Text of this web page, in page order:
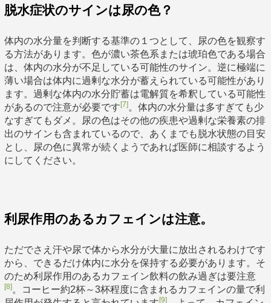
脱水症状のサインは尿の色？
体内の水分量を判断する基準の１つとして、尿の色を観察す
る方法があります。色が濃い茶色系または琥珀色である場合
は、体内の水分が不足している可能性のサイン。逆に極端に
薄い場合は体内に過剰な水分が蓄えられている可能性があり
ます。過剰な体内の水分貯蓄は電解質を希釈している可能性
があるので注意が必要です[7]。体内の水分量は多すぎても少
なすぎてもダメ。尿の色はその他の疾患や過剰な栄養素の排
出のサインも含まれているので、あくまでも脱水状態の目安
とし、尿の色に異常が続くようであれば医師に相談するよう
にしてください。
利尿作用のあるカフェインは注意。
ただでさえ汗や尿で体から水分が大量に放出されるわけです
から、できるだけ体内に水分を保持する必要があります。そ
のため利尿作用のあるカフェイン飲料の飲み過ぎは要注意
[8]。コーヒー約2杯～3杯程度に含まれるカフェインの量で利
[9]